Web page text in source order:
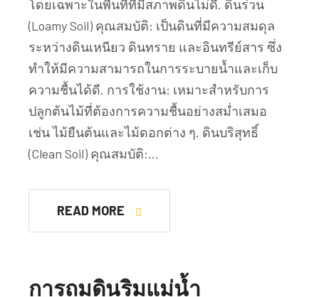
โดยเฉพาะในพื้นที่ที่มีสภาพดินไม่ดี. ดินร่วน
(Loamy Soil) คุณสมบัติ: เป็นดินที่มีความสมดุล
ระหว่างดินเหนียว ดินทราย และอินทรีย์สาร ซึ่ง
ทำให้มีความสามารถในการระบายน้ำและเก็บ
ความชื้นได้ดี. การใช้งาน: เหมาะสำหรับการ
ปลูกต้นไม้ที่ต้องการความชื้นอย่างสม่ำเสมอ
เช่น ไม้ยืนต้นและไม้ดอกต่าง ๆ. ดินบริสุทธิ์
(Clean Soil) คุณสมบัติ:…
READ MORE
การถมดินริมแม่น้ำ